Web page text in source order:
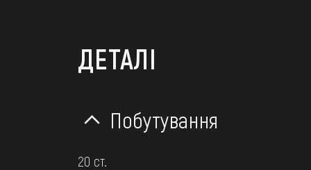
ДЕТАЛІ
Побутування
20 ст.